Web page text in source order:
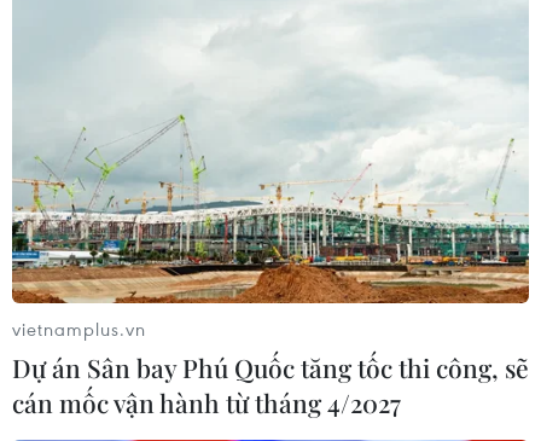
Khi xương lá hóa tác
phẩm nghệ thuật độc
bản
Đột kích quán bar Revo
liên quan tới đường dây
ma túy phức tạp tại
Thành phố Hồ Chí Minh
vietnamplus.vn
Dự án Sân bay Phú Quốc tăng tốc thi công, sẽ
cán mốc vận hành từ tháng 4/2027